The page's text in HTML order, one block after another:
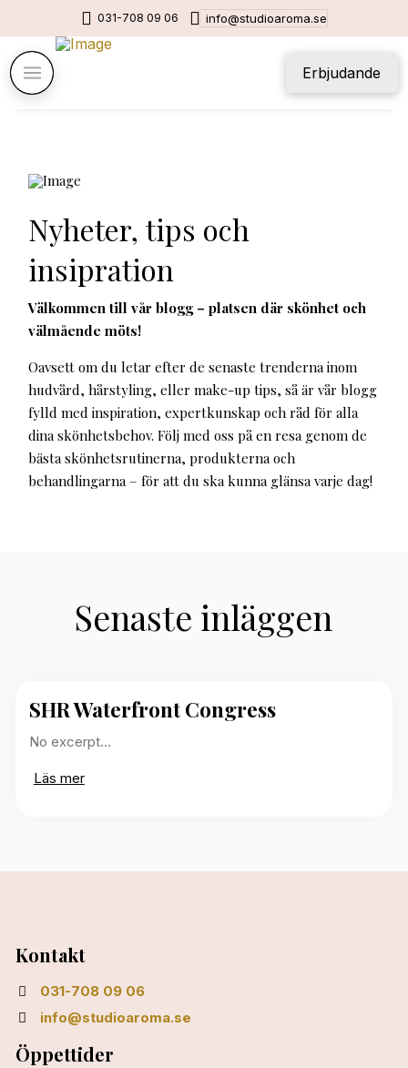
031-708 09 06 info@studioaroma.se
Erbjudande
Nyheter, tips och
insipration
Välkommen till vår blogg – platsen där skönhet och
välmående möts!
Oavsett om du letar efter de senaste trenderna inom
hudvård, hårstyling, eller make-up tips, så är vår blogg
fylld med inspiration, expertkunskap och råd för alla
dina skönhetsbehov. Följ med oss på en resa genom de
bästa skönhetsrutinerna, produkterna och
behandlingarna – för att du ska kunna glänsa varje dag!
Senaste inläggen
SHR Waterfront Congress
No excerpt…
Läs mer
Kontakt
031-708 09 06
info@studioaroma.se
Öppettider